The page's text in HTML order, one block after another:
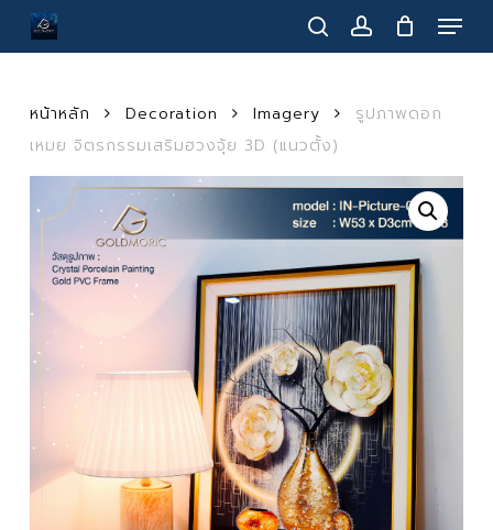
Skip
searchaccount
Menu
หน้าหลัก Decoration Imagery
รูปภาพดอก
เหมย จิตรกรรมเสริมฮวงจุ้ย 3D (แนวตั้ง)